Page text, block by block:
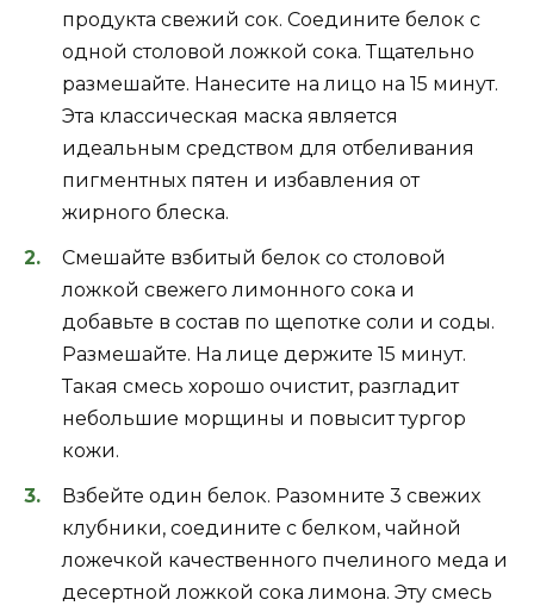
продукта свежий сок. Соедините белок с
одной столовой ложкой сока. Тщательно
размешайте. Нанесите на лицо на 15 минут.
Эта классическая маска является
идеальным средством для отбеливания
пигментных пятен и избавления от
жирного блеска.
Смешайте взбитый белок со столовой
ложкой свежего лимонного сока и
добавьте в состав по щепотке соли и соды.
Размешайте. На лице держите 15 минут.
Такая смесь хорошо очистит, разгладит
небольшие морщины и повысит тургор
кожи.
Взбейте один белок. Разомните 3 свежих
клубники, соедините с белком, чайной
ложечкой качественного пчелиного меда и
десертной ложкой сока лимона. Эту смесь